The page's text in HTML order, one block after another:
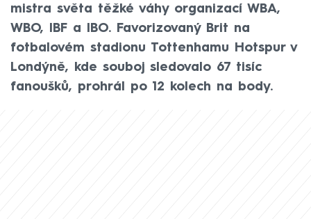
mistra světa těžké váhy organizací WBA,
WBO, IBF a IBO. Favorizovaný Brit na
fotbalovém stadionu Tottenhamu Hotspur v
Londýně, kde souboj sledovalo 67 tisíc
fanoušků, prohrál po 12 kolech na body.